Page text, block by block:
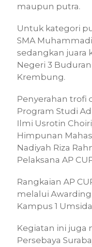
maupun putra.
Untuk kategori
SMA
sedangkan juara
Negeri 3 Buduran
Krembung.
Penyerahan trofi
Program Studi
Ilmi Usrotin
Himpunan
Nadiyah Riza
Pelaksana AP
Rangkaian AP
melalui Awarding
Kampus 1
Kegiatan ini juga
Persebaya